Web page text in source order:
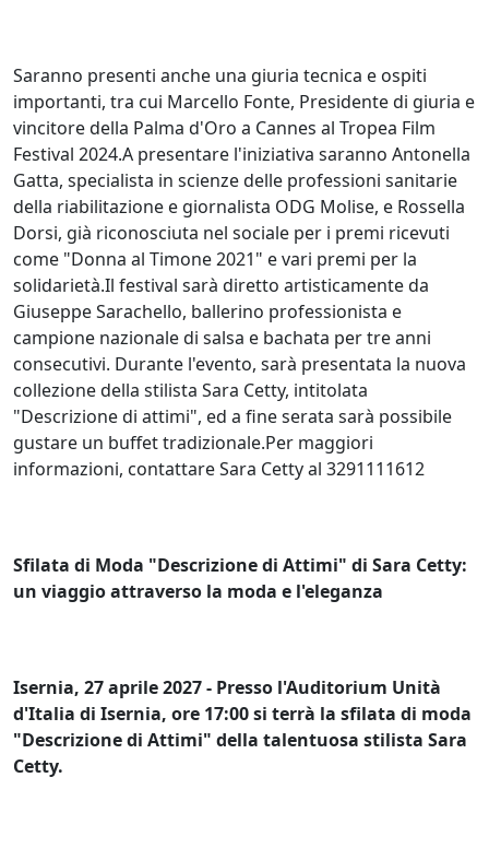
Saranno presenti anche una giuria tecnica e ospiti
importanti, tra cui Marcello Fonte, Presidente di giuria e
vincitore della Palma d'Oro a Cannes al Tropea Film
Festival 2024.A presentare l'iniziativa saranno Antonella
Gatta, specialista in scienze delle professioni sanitarie
della riabilitazione e giornalista ODG Molise, e Rossella
Dorsi, già riconosciuta nel sociale per i premi ricevuti
come "Donna al Timone 2021" e vari premi per la
solidarietà.Il festival sarà diretto artisticamente da
Giuseppe Sarachello, ballerino professionista e
campione nazionale di salsa e bachata per tre anni
consecutivi. Durante l'evento, sarà presentata la nuova
collezione della stilista Sara Cetty, intitolata
"Descrizione di attimi", ed a fine serata sarà possibile
gustare un buffet tradizionale.Per maggiori
informazioni, contattare Sara Cetty al 3291111612
Sfilata di Moda "Descrizione di Attimi" di Sara Cetty:
un viaggio attraverso la moda e l'eleganza
Isernia, 27 aprile 2027 - Presso l'Auditorium Unità
d'Italia di Isernia, ore 17:00 si terrà la sfilata di moda
"Descrizione di Attimi" della talentuosa stilista Sara
Cetty.